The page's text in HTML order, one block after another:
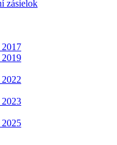
zásielok